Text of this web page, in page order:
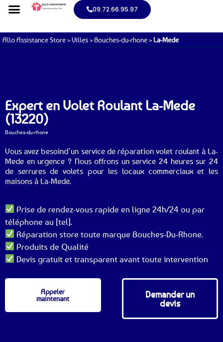
09.72.66.95.97
Allo Assistance Store >Villes >Bouches-du-rhone > La-Mede
Expert en Volet Roulant La-Mede
(13220)
Bouches-du-rhone
Vous avez besoind’un service de réparation volet roulant à La-
Mede en urgence ? Nous offrons un service 24 heures sur 24
de serrures de volets pour les locaux commerciaux et les
maisons à La-Mede.
Prise de rendez-vous rapide en ligne 24h/24 ou par
téléphone au [tel].
Réparation store toute marque Bouches-Du-Rhone.
Produits de Qualité
Devis gratuit et transparent avant toute intervention
Appeler
maintenant
Demander un
devis